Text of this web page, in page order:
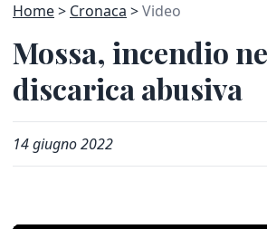
Home Cronaca Video
Mossa, incendio
discarica abusiva
14 giugno 2022